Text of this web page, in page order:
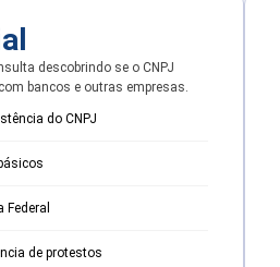
descobrindo se o CNPJ
bancos e outras empresas.
do CNPJ
Federal
de protestos